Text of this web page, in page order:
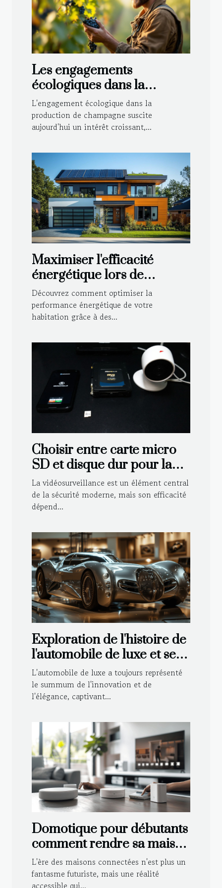
Les engagements
écologiques dans la
production de champagne
L'engagement écologique dans la
production de champagne suscite
aujourd'hui un intérêt croissant,...
Maximiser l'efficacité
énergétique lors de
rénovations : méthodes et
avantages
Découvrez comment optimiser la
performance énergétique de votre
habitation grâce à des...
Choisir entre carte micro
SD et disque dur pour la
vidéosurveillance
La vidéosurveillance est un élément central
de la sécurité moderne, mais son efficacité
dépend...
Exploration de l'histoire de
l'automobile de luxe et ses
avancées technologiques
L'automobile de luxe a toujours représenté
le summum de l'innovation et de
l'élégance, captivant...
Domotique pour débutants
comment rendre sa maison
intelligente en évitant les
pièges courants
L'ère des maisons connectées n'est plus un
fantasme futuriste, mais une réalité